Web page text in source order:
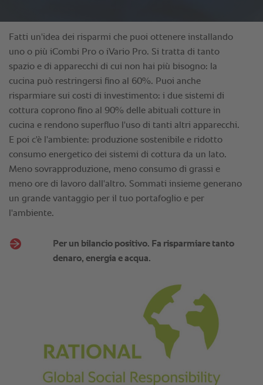
Fatti un'idea dei risparmi che puoi ottenere installando
uno o più iCombi Pro o iVario Pro. Si tratta di tanto
spazio e di apparecchi di cui non hai più bisogno: la
cucina può restringersi fino al 60%. Puoi anche
risparmiare sui costi di investimento: i due sistemi di
cottura coprono fino al 90% delle abituali cotture in
cucina e rendono superfluo l'uso di tanti altri apparecchi.
E poi c'è l'ambiente: produzione sostenibile e ridotto
consumo energetico dei sistemi di cottura da un lato.
Meno sovrapproduzione, meno consumo di grassi e
meno ore di lavoro dall'altro. Sommati insieme generano
un grande vantaggio per il tuo portafoglio e per
l'ambiente.
Per un bilancio positivo. Fa risparmiare tanto
denaro, energia e acqua.